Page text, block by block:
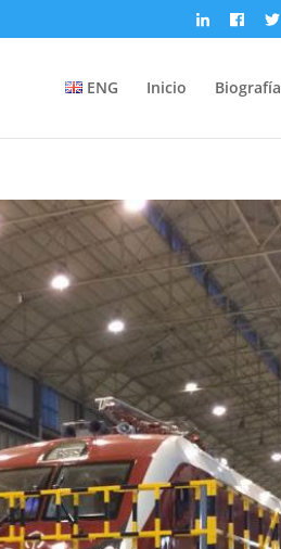
ENG Inicio Biografía